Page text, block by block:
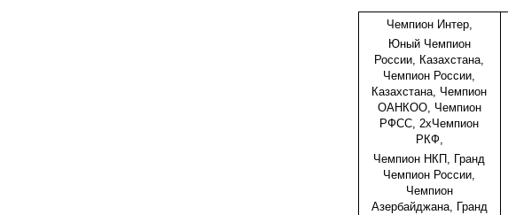
Чемпион Интер,
Юный Чемпион
России, Казахстана,
Чемпион России,
Казахстана, Чемпион
ОАНКОО, Чемпион
РФСС, 2хЧемпион
РКФ,
Чемпион НКП, Гранд
Чемпион России,
Чемпион
Азербайджана, Гранд